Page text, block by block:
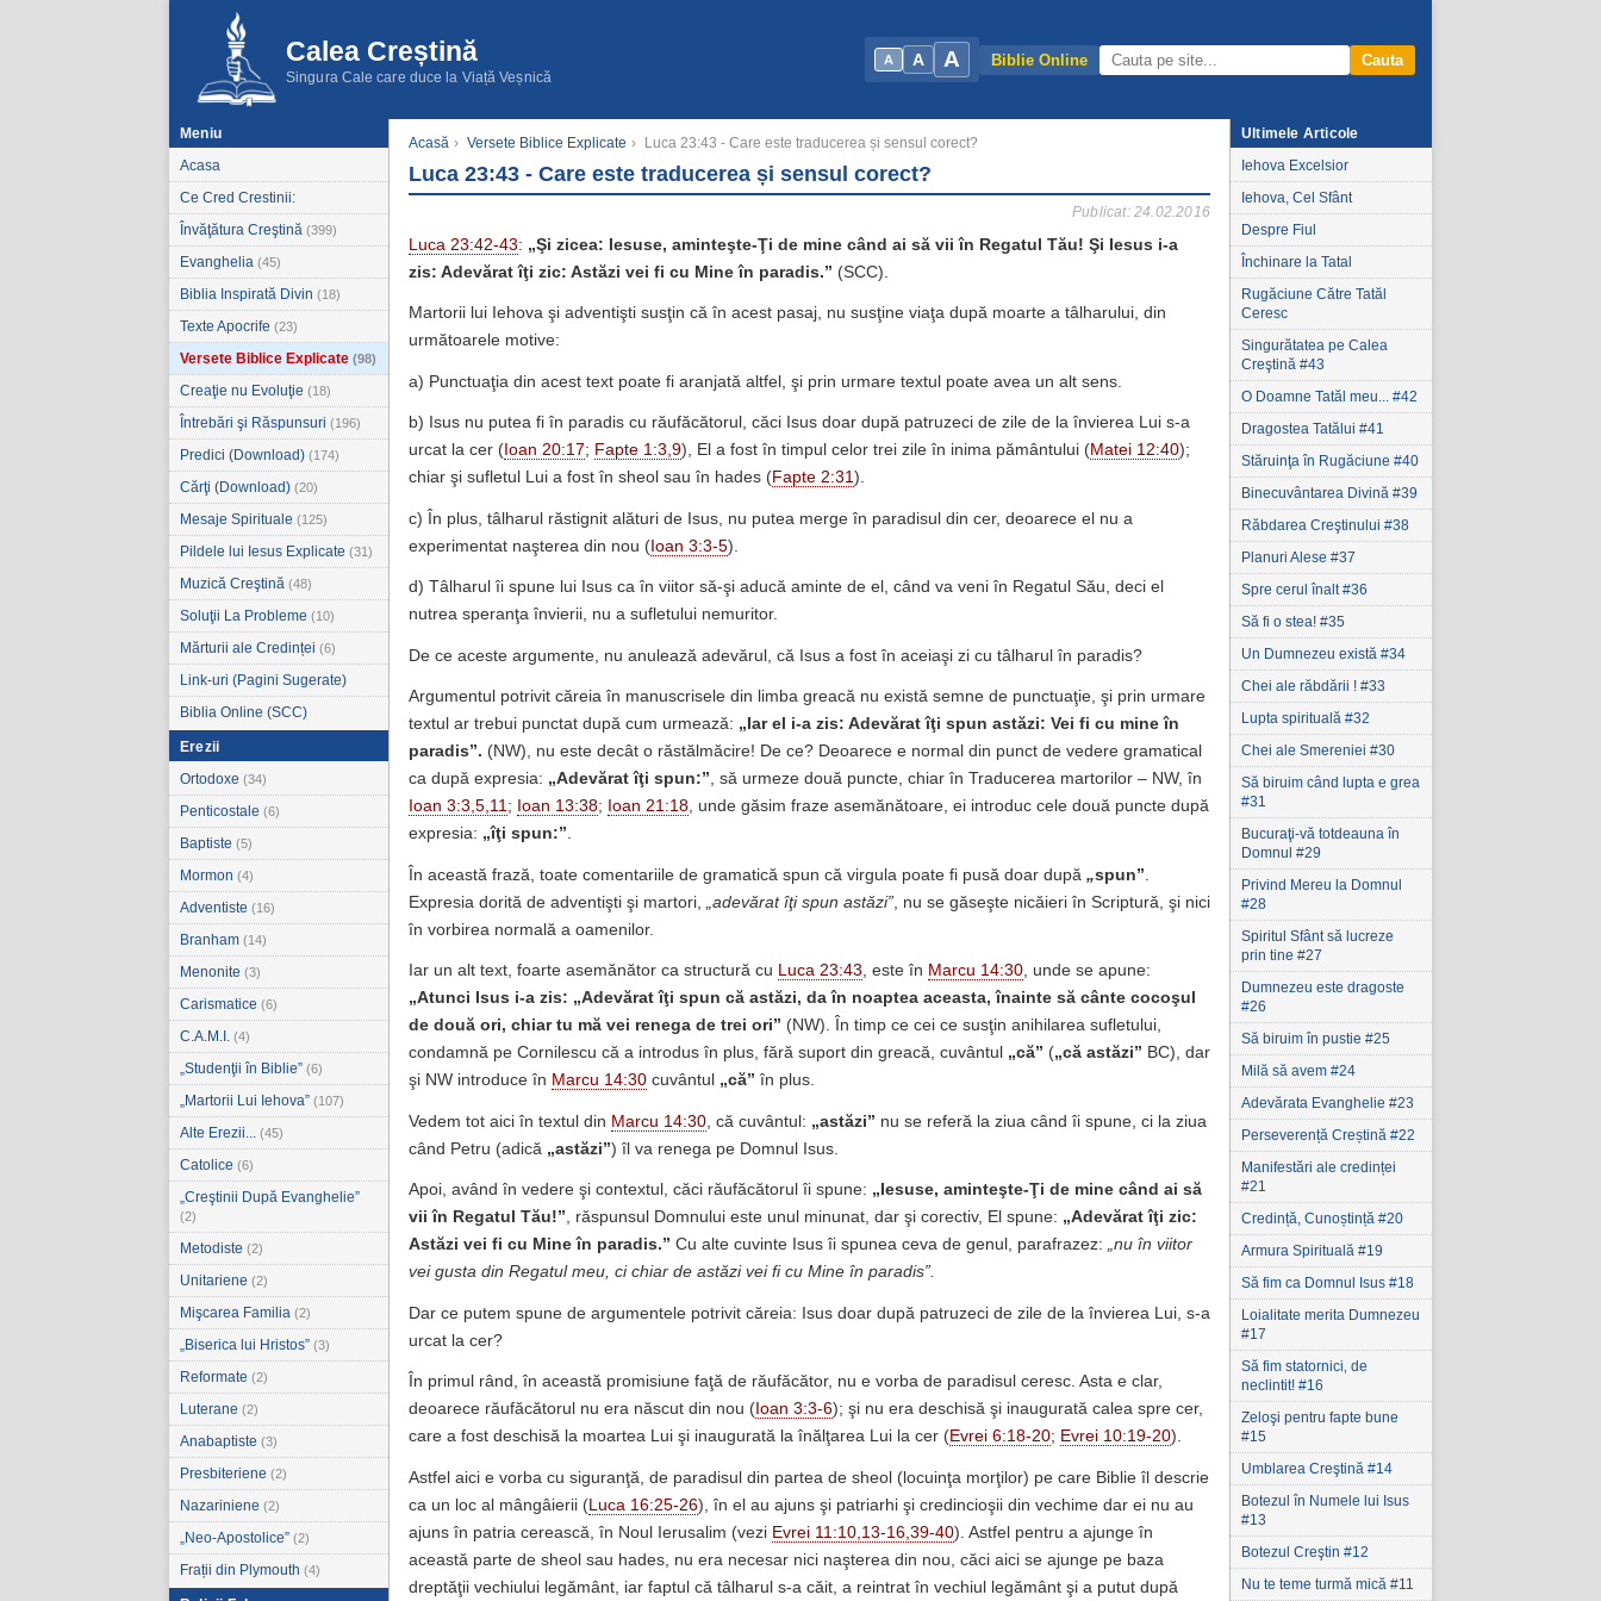
Calea Creștină
Singura Cale care duce la Viață Veșnică
A A A Biblie Online Cauta
Meniu
Acasa
Ce Cred Crestinii:
Învăţătura Creştină (399)
Evanghelia (45)
Biblia Inspirată Divin (18)
Texte Apocrife (23)
Versete Biblice Explicate (98)
Creaţie nu Evoluţie (18)
Întrebări şi Răspunsuri (196)
Predici (Download) (174)
Cărţi (Download) (20)
Mesaje Spirituale (125)
Pildele lui Iesus Explicate (31)
Muzică Creştină (48)
Soluţii La Probleme (10)
Mărturii ale Credinței (6)
Link-uri (Pagini Sugerate)
Biblia Online (SCC)
Erezii
Ortodoxe (34)
Penticostale (6)
Baptiste (5)
Mormon (4)
Adventiste (16)
Branham (14)
Menonite (3)
Carismatice (6)
C.A.M.I. (4)
„Studenţii în Biblie” (6)
„Martorii Lui Iehova” (107)
Alte Erezii... (45)
Catolice (6)
„Creştinii După Evanghelie”
(2)
Metodiste (2)
Unitariene (2)
Mişcarea Familia (2)
„Biserica lui Hristos” (3)
Reformate (2)
Luterane (2)
Anabaptiste (3)
Presbiteriene (2)
Nazariniene (2)
„Neo-Apostolice” (2)
Frații din Plymouth (4)
Acasă › Versete Biblice Explicate › Luca 23:43 - Care este traducerea și sensul corect?
Luca 23:43 - Care este traducerea și sensul corect?
Publicat: 24.02.2016
Luca 23:42-43: „Şi zicea: Iesuse, aminteşte-Ţi de mine când ai să vii în Regatul Tău! Şi Iesus i-a
zis: Adevărat îţi zic: Astăzi vei fi cu Mine în paradis.” (SCC).
Martorii lui Iehova şi adventişti susţin că în acest pasaj, nu susţine viaţa după moarte a tâlharului, din
următoarele motive:
a) Punctuaţia din acest text poate fi aranjată altfel, şi prin urmare textul poate avea un alt sens.
b) Isus nu putea fi în paradis cu răufăcătorul, căci Isus doar după patruzeci de zile de la învierea Lui s-a
urcat la cer ( Ioan 20:17; Fapte 1:3,9), El a fost în timpul celor trei zile în inima pământului (Matei 12:40);
chiar şi sufletul Lui a fost în sheol sau în hades (Fapte 2:31).
c) În plus, tâlharul răstignit alături de Isus, nu putea merge în paradisul din cer, deoarece el nu a
experimentat naşterea din nou ( Ioan 3:3-5).
d) Tâlharul îi spune lui Isus ca în viitor să-şi aducă aminte de el, când va veni în Regatul Său, deci el
nutrea speranţa învierii, nu a sufletului nemuritor.
De ce aceste argumente, nu anulează adevărul, că Isus a fost în aceiaşi zi cu tâlharul în paradis?
Argumentul potrivit căreia în manuscrisele din limba greacă nu există semne de punctuaţie, şi prin urmare
textul ar trebui punctat după cum urmează: „Iar el i-a zis: Adevărat îţi spun astăzi: Vei fi cu mine în
paradis”. (NW), nu este decât o răstălmăcire! De ce? Deoarece e normal din punct de vedere gramatical
ca după expresia: „Adevărat îţi spun:”, să urmeze două puncte, chiar în Traducerea martorilor – NW, în
Ioan 3:3,5,11; Ioan 13:38; Ioan 21:18, unde găsim fraze asemănătoare, ei introduc cele două puncte după
expresia: „îţi spun:”.
În această frază, toate comentariile de gramatică spun că virgula poate fi pusă doar după „spun”
Expresia dorită de adventişti şi martori,
„adevărat îţi spun astăzi” , nu se găseşte nicăieri în Scriptură, şi nici
în vorbirea normală a oamenilor.
Iar un alt text, foarte asemănător ca structură cu Luca 23:43, este în Marcu 14:30, unde se apune:
„Atunci Isus i-a zis: „Adevărat îţi spun că astăzi, da în noaptea aceasta, înainte să cânte cocoşul
de două ori, chiar tu mă vei renega de trei ori” (NW). În timp ce cei ce susţin anihilarea sufletului,
condamnă pe Cornilescu că a introdus în plus, fără suport din greacă, cuvântul „că” („că astăzi” BC), dar
şi NW introduce în Marcu 14:30 cuvântul „că” în plus.
Vedem tot aici în textul din Marcu 14:30 , că cuvântul: „astăzi” nu se referă la ziua când îi spune, ci la ziua
când Petru (adică „astăzi”) îl va renega pe Domnul Isus.
Apoi, având în vedere şi contextul, căci răufăcătorul îi spune: „Iesuse, aminteşte-Ţi de mine când ai să
vii în Regatul Tău!”, răspunsul Domnului este unul minunat, dar şi corectiv, El spune: „Adevărat îţi zic:
Astăzi vei fi cu Mine în paradis.” Cu alte cuvinte Isus îi spunea ceva de genul, parafrazez: „nu în viitor
vei gusta din Regatul meu, ci chiar de astăzi vei fi cu Mine în paradis”.
Dar ce putem spune de argumentele potrivit căreia: Isus doar după patruzeci de zile de la învierea Lui, s-a
urcat la cer?
În primul rând, în această promisiune faţă de răufăcător, nu e vorba de paradisul ceresc. Asta e clar,
deoarece răufăcătorul nu era născut din nou ( Ioan 3:3-6); şi nu era deschisă şi inaugurată calea spre cer,
care a fost deschisă la moartea Lui şi inaugurată la înălţarea Lui la cer (Evrei 6:18-20; Evrei 10:19-20).
Astfel aici e vorba cu siguranţă, de paradisul din partea de sheol (locuinţa morţilor) pe care Biblie îl descrie
ca un loc al mângâierii (Luca 16:25-26), în el au ajuns şi patriarhi şi credincioşii din vechime dar ei nu au
ajuns în patria cerească, în Noul Ierusalim (vezi Evrei 11:10,13-16,39-40). Astfel pentru a ajunge în
această parte de sheol sau hades, nu era necesar nici naşterea din nou, căci aici se ajunge pe baza
dreptăţii vechiului legământ, iar faptul că tâlharul s-a căit, a reintrat în vechiul legământ şi a putut după
Ultimele Articole
Iehova Excelsior
Iehova, Cel Sfânt
Despre Fiul
Închinare la Tatal
Rugăciune Către Tatăl
Ceresc
Singurătatea pe Calea
Creştină #43
O Doamne Tatăl meu... #42
Dragostea Tatălui #41
Stăruinţa în Rugăciune #40
Binecuvântarea Divină #39
Răbdarea Creştinului #38
Planuri Alese #37
Spre cerul înalt #36
Să fi o stea! #35
Un Dumnezeu există #34
Chei ale răbdării ! #33
Lupta spirituală #32
Chei ale Smereniei #30
Să biruim când lupta e grea
#31
Bucuraţi-vă totdeauna în
Domnul #29
Privind Mereu la Domnul
#28
Spiritul Sfânt să lucreze
prin tine #27
Dumnezeu este dragoste
#26
Să biruim în pustie #25
Milă să avem #24
Adevărata Evanghelie #23
Perseverență Creștină #22
Manifestări ale credinței
#21
Credință, Cunoștință #20
Armura Spirituală #19
Să fim ca Domnul Isus #18
Loialitate merita Dumnezeu
#17
Să fim statornici‚ de
neclintit! #16
Zeloşi pentru fapte bune
#15
Umblarea Creştină #14
Botezul în Numele lui Isus
#13
Botezul Creştin #12
Nu te teme turmă mică #11